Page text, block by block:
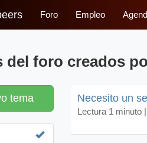
Foro Empleo
del foro creados
tema Necesito un
Lectura 1 minuto |